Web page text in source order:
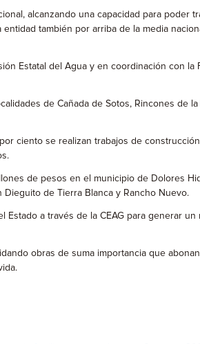
alcanzando una capacidad para
también por arriba de la media
Estatal del Agua y en coordinación con
de Cañada de Sotos, Rincones de
ciento se realizan trabajos de
de pesos en el municipio de Dolores
Dieguito de Tierra Blanca y Rancho Nuevo.
a través de la CEAG para generar
obras de suma importancia que